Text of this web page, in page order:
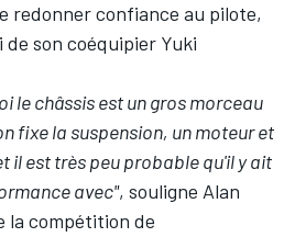
redonner confiance au pilote,
son coéquipier Yuki
le châssis est un gros morceau
fixe la suspension, un moteur et
il est très peu probable qu'il y ait
avec", souligne Alan
la compétition de